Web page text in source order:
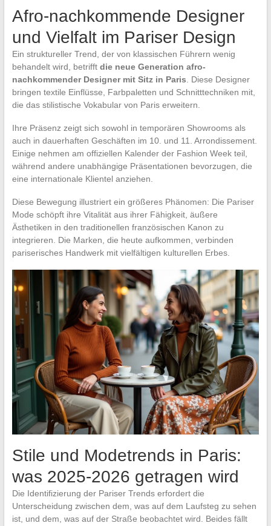
Afro-nachkommende Designer
und Vielfalt im Pariser Design
Ein struktureller Trend, der von klassischen Führern wenig
behandelt wird, betrifft die neue Generation afro-
nachkommender Designer mit Sitz in Paris . Diese Designer
bringen textile Einflüsse, Farbpaletten und Schnitttechniken mit,
die das stilistische Vokabular von Paris erweitern.
Ihre Präsenz zeigt sich sowohl in temporären Showrooms als
auch in dauerhaften Geschäften im 10. und 11. Arrondissement.
Einige nehmen am offiziellen Kalender der Fashion Week teil,
während andere unabhängige Präsentationen bevorzugen, die
eine internationale Klientel anziehen.
Diese Bewegung illustriert ein größeres Phänomen: Die Pariser
Mode schöpft ihre Vitalität aus ihrer Fähigkeit, äußere
Ästhetiken in den traditionellen französischen Kanon zu
integrieren. Die Marken, die heute aufkommen, verbinden
pariserisches Handwerk mit vielfältigen kulturellen Erbes.
Stile und Modetrends in Paris:
was 2025-2026 getragen wird
Die Identifizierung der Pariser Trends erfordert die
Unterscheidung zwischen dem, was auf dem Laufsteg zu sehen
ist, und dem, was auf der Straße beobachtet wird. Beides fällt